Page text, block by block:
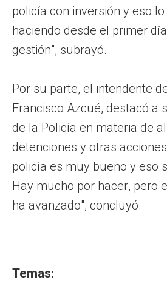
policía con inversión y eso
haciendo desde el primer
gestión", subrayó.
Por su parte, el intendente
Francisco Azcué, destacó a
de la Policía en materia de
detenciones y otras
policía es muy bueno y eso
Hay mucho por hacer, pero
ha avanzado", concluyó.
Temas: